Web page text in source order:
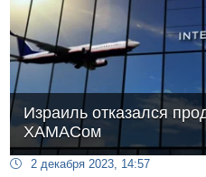
Израиль отказался
ХАМАСом
2 декабря 2023, 14:57